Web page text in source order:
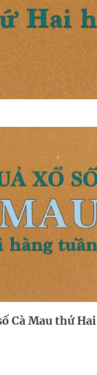
Cà Mau thứ Hai